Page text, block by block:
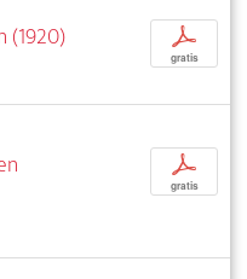
(1920)
p
gratis
p
gratis